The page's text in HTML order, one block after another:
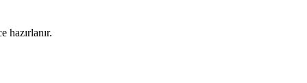
hazırlanır.